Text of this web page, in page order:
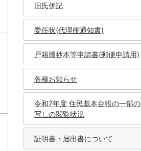
旧氏併記
委任状(代理権通知書)
戸籍謄抄本等申請書(郵便申請用)
各種お知らせ
令和7年度 住民基本台帳の一部の
写しの閲覧状況
証明書・届出書について